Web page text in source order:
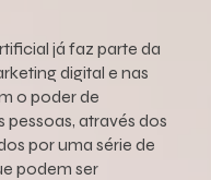
já faz parte da
digital e nas
o poder de
pessoas, através dos
por uma série de
podem ser